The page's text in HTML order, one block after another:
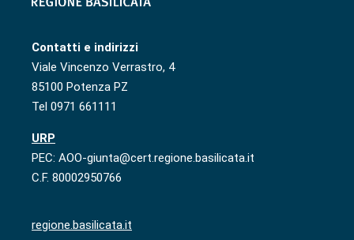
Contatti e indirizzi
Viale Vincenzo Verrastro, 4
85100 Potenza PZ
Tel 0971 661111
URP
PEC: AOO-giunta@cert.regione.basilicata.it
C.F. 80002950766
regione.basilicata.it